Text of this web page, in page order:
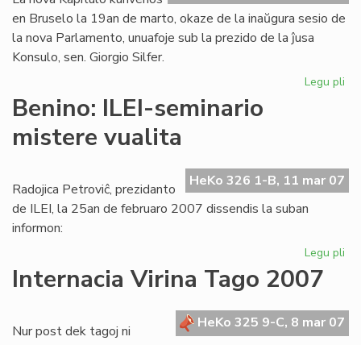
en Bruselo la 19an de marto, okaze de la inaŭgura sesio de
la nova Parlamento, unuafoje sub la prezido de la ĵusa
Konsulo, sen. Giorgio Silfer.
Legu pli
Benino: ILEI-seminario
mistere vualita
HeKo 326 1-B, 11 mar 07
Radojica Petroviĉ, prezidanto
de ILEI, la 25an de februaro 2007 dissendis la suban
informon:
Legu pli
Internacia Virina Tago 2007
HeKo 325 9-C, 8 mar 07
Nur post dek tagoj ni